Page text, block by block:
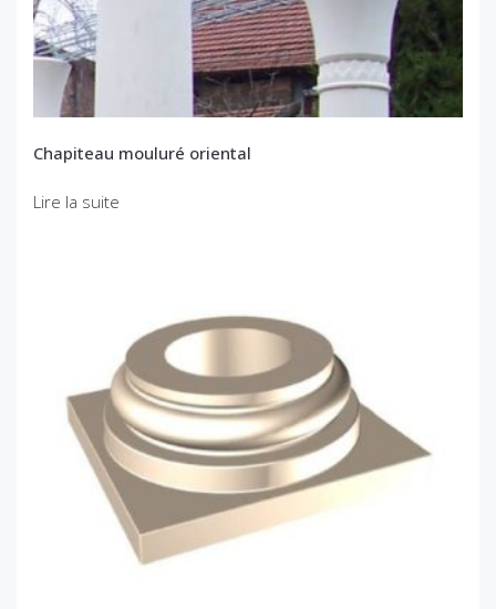
Chapiteau mouluré oriental
Lire la suite